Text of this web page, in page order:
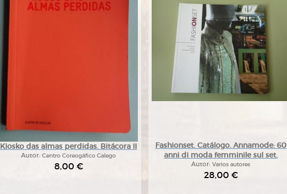
Kiosko das almas perdidas. Bitácora II
Autor:Centro Coreogáfico Galego
8,00 €
Fashionset. Catálogo. Annamode: 60
anni di moda femminile sul set.
Autor:Varios autores
28,00 €